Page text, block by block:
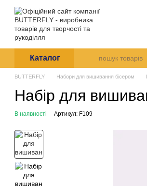
Перейти до основного контенту
Каталог
BUTTERFLY Набори для вишивання бісером
Набір для
В наявності Артикул: F109